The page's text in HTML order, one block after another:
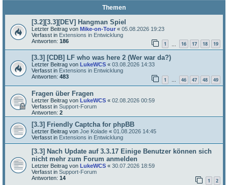
Themen
[3.2][3.3][DEV] Hangman Spiel
Letzter Beitrag von Mike-on-Tour « 05.08.2026 19:23
Verfasst in Extensions in Entwicklung
Antworten: 186 1 16 17 18 19
[3.3] [CDB] LF who was here 2 (Wer war da?)
Letzter Beitrag von LukeWCS « 03.08.2026 14:33
Verfasst in Extensions in Entwicklung
Antworten: 483 1 … 46 47 48 49
Fragen über Fragen
Letzter Beitrag von LukeWCS « 02.08.2026 00:59
Verfasst in Support-Forum
Antworten: 2
[3.3] Friendly Captcha for phpBB
Letzter Beitrag von Joe Kolade « 01.08.2026 14:45
Verfasst in Extensions in Entwicklung
[3.3] Nach Update auf 3.3.17 Einige Benutzer können sich
nicht mehr zum Forum anmelden
Letzter Beitrag von LukeWCS « 30.07.2026 18:59
Verfasst in Support-Forum
Antworten: 14 1 2